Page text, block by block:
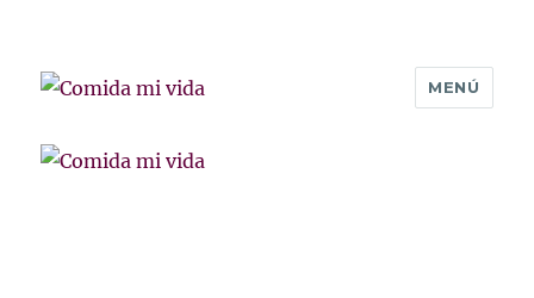
Comida mi vida
MENÚ